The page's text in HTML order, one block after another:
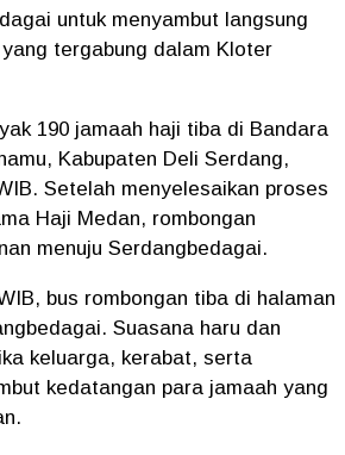
untuk menyambut langsung
tergabung dalam Kloter
190 jamaah haji tiba di Bandara
Kabupaten Deli Serdang,
Setelah menyelesaikan proses
Haji Medan, rombongan
menuju Serdangbedagai.
bus rombongan tiba di halaman
Suasana haru dan
keluarga, kerabat, serta
kedatangan para jamaah yang